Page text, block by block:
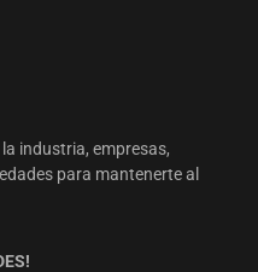
industria, empresas,
para mantenerte al